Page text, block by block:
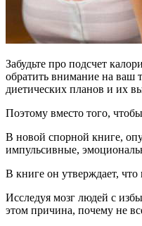
Забудьте про подсчет
обратить внимание на ваш
диетических планов и их
Поэтому вместо того,
В новой спорной книге,
импульсивные,
В книге он утверждает, что
Исследуя мозг людей с
этом причина, почему не